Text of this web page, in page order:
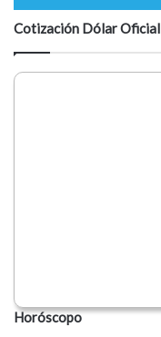
Cotización Dólar Oficial
Horóscopo